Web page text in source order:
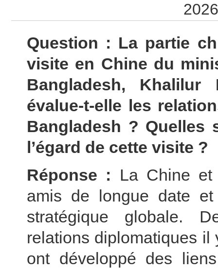
Question : La partie
visite en Chine du
Bangladesh, Khalilur
évalue-t-elle les
Bangladesh ? Quelles
l’égard de cette visite ?
Réponse : La Chine
amis de longue date
stratégique globale.
relations diplomatiques
ont développé des